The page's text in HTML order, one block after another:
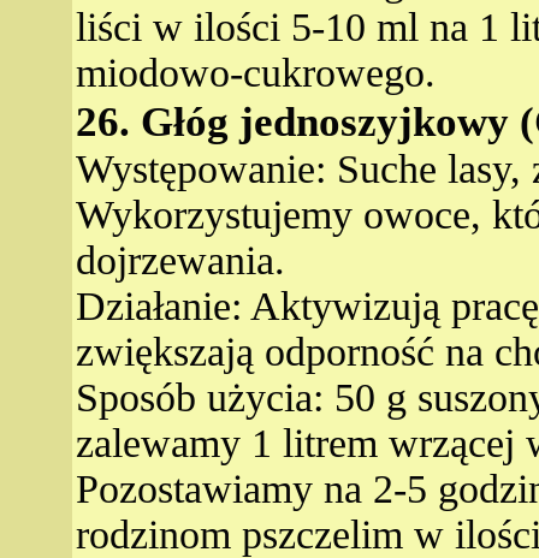
liści w ilości 5-10 ml na 1
miodowo-cukrowego.
26. Głóg jednoszyjkowy
Występowanie: Suche
Wykorzystujemy owoce,
dojrzewania.
Działanie: Aktywizują
zwiększają odporność na
Sposób użycia: 50 g
zalewamy 1 litrem wrzącej
Pozostawiamy na 2-5
rodzinom pszczelim w